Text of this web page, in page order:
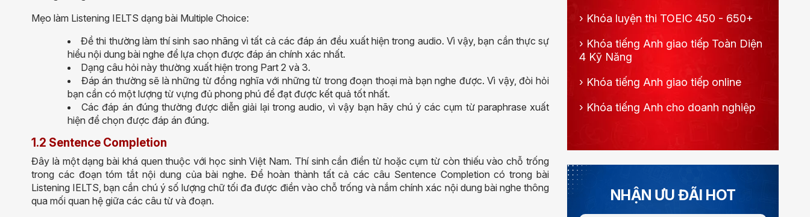
Mẹo làm Listening IELTS dạng bài Multiple Choice:
Đề thi thường làm thísinh sao nhãng vì tất cả các đáp án đều xuất hiện trong audio. Vì vậy, bạn cần thực sự
hiểu nội dung bài nghe để lựa chọn được đáp án chính xác nhất.
Dạng câu hỏi này thường xuất hiện trong Part 2 và 3.
Đáp án thường sẽ là những từ đồng nghĩa với những từ trong đoạn thoại mà bạn nghe được. Vì vậy, đòi hỏi
bạn cần có một lượng từ vựng đủ phong phú để đạt được kết quả tốt nhất.
Các đáp án đúng thường được diễn giải lại trongaudio, vì vậy bạn hãy chú ý các cụm từ paraphrase xuất
hiện để chọn được đáp án đúng.
1.2 Sentence Completion
Đây là một dạng bài khá quen thuộc với học sinh Việt Nam. Thí sinh cần điền từ hoặc cụm từ còn thiếu vào chỗ trống
trong các đoạn tóm tắt nội dung của bài nghe. Để hoàn thành tất cả các câu Sentence Completion có trong bài
Listening IELTS, bạn cần chú ý số lượng chữ tối đa được điền vào chỗ trống và nắm chính xác nội dung bài nghe thông
qua mối quan hệ giữa các câu từ và đoạn.
› Khóa luyện thi TOEIC 450 - 650+
› Khóa tiếng Anh giao tiếp Toàn Diện
4 Kỹ Năng
› Khóa tiếng Anh giao tiếp online
› Khóa tiếng Anh cho doanh nghiệp
NHẬN ƯU ĐÃI HOT